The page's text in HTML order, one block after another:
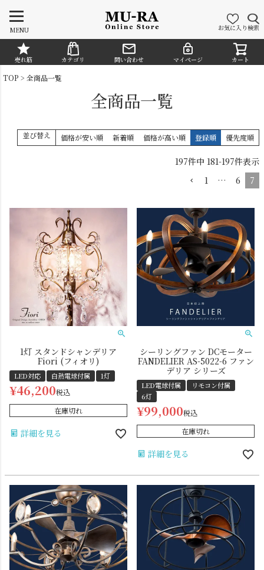
MENU お気に入り検索
CATEGORY
シャンデリア ペンダントライト
ダクトレール テーブルランプ
フロアライト ブラケットライト
売れ筋 カテゴリ 問い合わせ マイページ カート
TOP 全商品一覧
全商品一覧
並び替え 価格が安い順 新着順 価格が高い順 登録順 優先度順
197件中 181-197件表示
1
… 6 7
1灯 スタンドシャンデリア
Fiori (フィオリ)
LED対応 白熱電球付属 1灯
¥46,200税込
在庫切れ
詳細を見る
シーリングファン DCモーター
FANDELIER AS-5022-6 ファン
デリア シリーズ
LED電球付属
リモコン付属
6灯
¥99,000税込
在庫切れ
詳細を見る